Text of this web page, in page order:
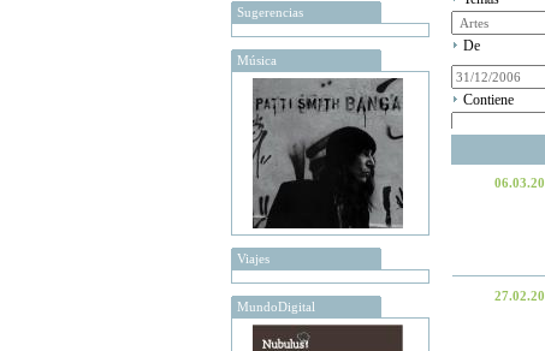
Sugerencias
Música
Viajes
MundoDigital
De
Contiene